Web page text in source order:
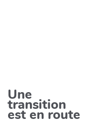
Une
transition
est en route